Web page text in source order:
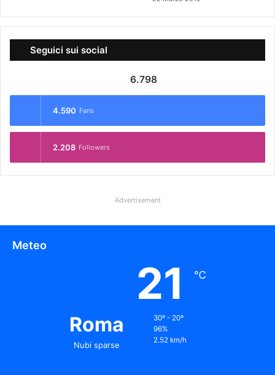
Seguici sui social
6.798
4.590 Fans
2.208 Followers
Advertisement
Meteo
Roma
Nubi sparse
21 ℃
30º - 20º
96%
2.52 km/h